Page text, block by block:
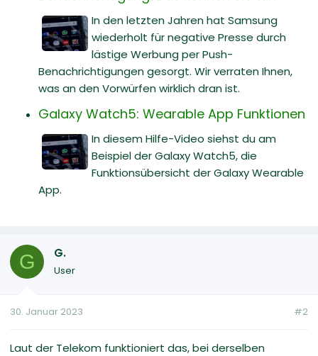
In den letzten Jahren hat Samsung
wiederholt für negative Presse durch
lästige Werbung per Push-
Benachrichtigungen gesorgt. Wir verraten Ihnen,
was an den Vorwürfen wirklich dran ist.
Galaxy Watch5: Wearable App Funktionen
In diesem Hilfe-Video siehst du am
Beispiel der Galaxy Watch5, die
Funktionsübersicht der Galaxy Wearable
App.
G G.
User
30. Januar 2023 #2
Laut der Telekom funktioniert das, bei derselben